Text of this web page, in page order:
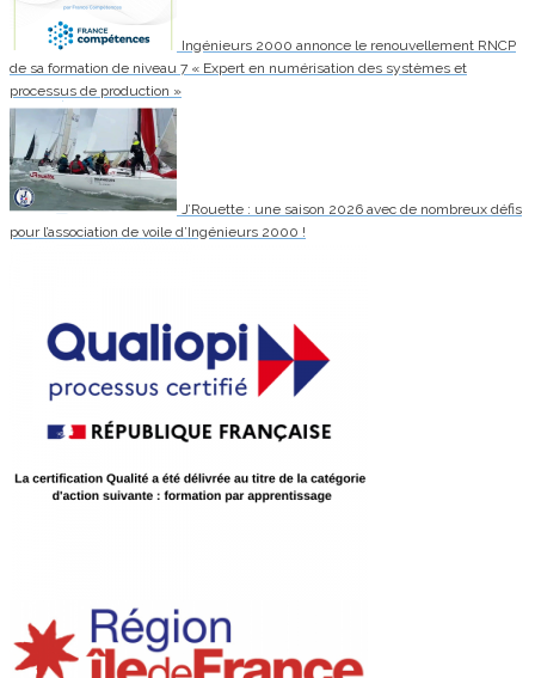
Ingénieurs 2000 annonce le renouvellement RNCP
de sa formation de niveau 7 « Expert en numérisation des systèmes et
processus de production »
J’Rouette : une saison 2026 avec de nombreux défis
pour l’association de voile d’Ingénieurs 2000 !